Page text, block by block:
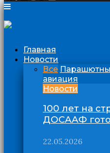
Главная
Новости
Все
авиация
Новости
100 лет на
ДОСААФ
22.05.2026